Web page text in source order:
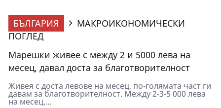
БЪЛГАРИЯ
МАКРОИКОНОМИЧЕСКИ
ПОГЛЕД
Марешки живее с между 2 и 5000 лева на
месец, давал доста за благотворителност
Живея с доста левове на месец, по-голямата част ги
давам за благотворителност. Между 2-3-5 000 лева
на месец,...